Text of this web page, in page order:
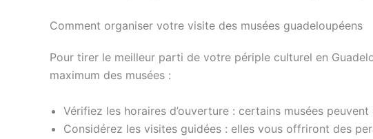
Comment organiser votre visite des musées guadeloupéens
Pour tirer le meilleur parti de votre périple culturel en
maximum des musées :
Vérifiez les horaires d’ouverture : certains musées
Considérez les visites guidées : elles vous offriront des